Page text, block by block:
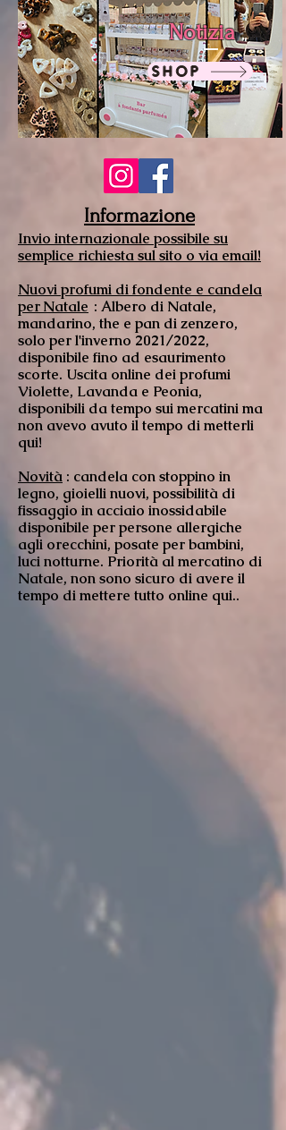
Promozione
Notizia
SHOP
Informazione
Invio internazionale possibile su
semplice richiesta sul sito o via email!
Nuovi profumi di fondente e candela
perNatale : Albero di Natale,
mandarino, the e pan di zenzero,
solo per l'inverno 2021/2022,
disponibile fino ad esaurimento
scorte. Uscita online dei profumi
Violette, Lavanda e Peonia,
disponibili da tempo sui mercatini ma
non avevo avuto il tempo di metterli
qui!
Novità : candela con stoppino in
legno, gioielli nuovi, possibilità di
fissaggio in acciaio inossidabile
disponibile per persone allergiche
agli orecchini, posate per bambini,
luci notturne. Priorità al mercatino di
Natale, non sono sicuro di avere il
tempo di mettere tutto online qui..